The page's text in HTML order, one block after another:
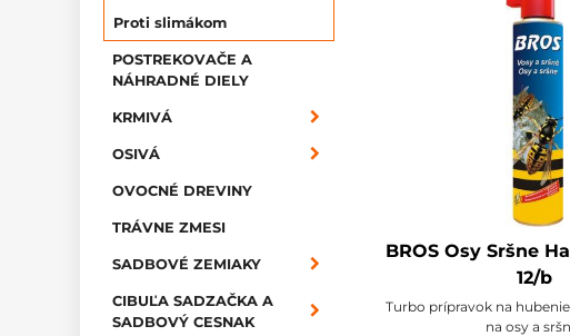
BROS Osy Sršne
12/b
Turbo prípravok na
na osy a
Proti slimákom
POSTREKOVAČE A
NÁHRADNÉ DIELY
KRMIVÁ
OSIVÁ
OVOCNÉ DREVINY
TRÁVNE ZMESI
SADBOVÉ ZEMIAKY
CIBUĽA SADZAČKA A
SADBOVÝ CESNAK